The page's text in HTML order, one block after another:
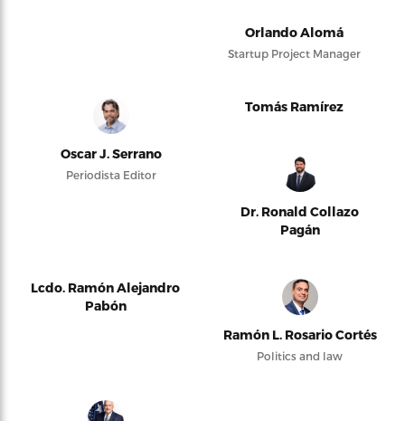
Orlando Alomá
Startup Project Manager
Oscar J. Serrano
Periodista Editor
Tomás Ramírez
Dr. Ronald Collazo
Pagán
Lcdo. Ramón Alejandro
Pabón
Ramón L. Rosario Cortés
Politics and law